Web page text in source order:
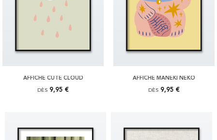
AFFICHE CUTE CLOUD
DÈS 9,95 €
AFFICHE MANEKI NEKO
DÈS 9,95 €